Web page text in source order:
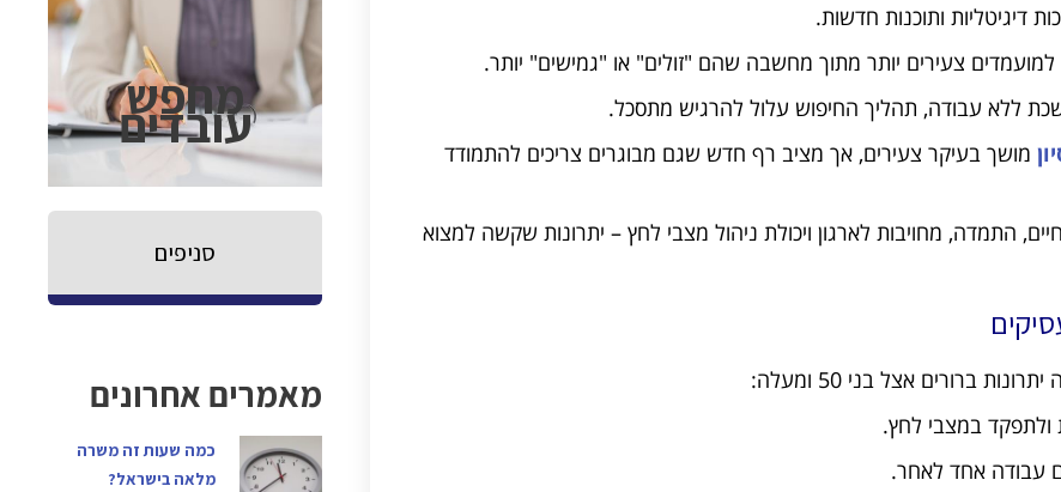
דיגיטליות ותוכנות חדשות.
למועמדים צעירים יותר מתוך מחשבה שהם "זולים" או "גמישים" יותר.
ללא עבודה, תהליך החיפוש עלול להרגיש מתסכל.
מושך בעיקר צעירים, אך מציב רף חדש שגם מבוגרים צריכים להתמודד
מובהקים לבני 50+: ניסיון חיים, התמדה, מחויבות לארגון ויכולת ניהול מצבי לחץ – יתרונות שקשה למצוא
ברורים אצל בני 50 ומעלה:
ולתפקד במצבי לחץ.
עבודה אחד לאחר.
מחפש
עובדים
סניפים
מאמרים אחרונים
כמה שעות זה משרה
מלאה בישראל?